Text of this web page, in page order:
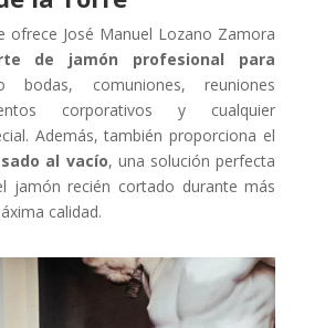
ofrece José Manuel Lozano Zamora
de jamón profesional para
bodas, comuniones, reuniones
corporativos y cualquier
Además, también proporciona el
al vacío, una solución perfecta
jamón recién cortado durante más
calidad.